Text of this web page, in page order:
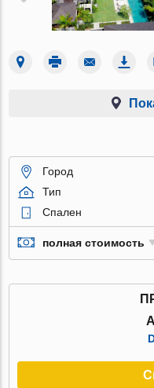
Город
Тип
Спален
полная стоимость